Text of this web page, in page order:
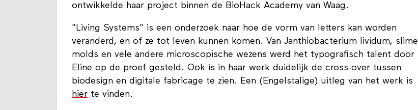
ontwikkelde haar project binnen de BioHack Academy van Waag.
"Living Systems" is een onderzoek naar hoe de vorm van letters kan worden
veranderd, en of ze tot leven kunnen komen. Van Janthiobacterium lividum, slime
molds en vele andere microscopische wezens werd het typografisch talent door
Eline op de proef gesteld. Ook is in haar werk duidelijk de cross-over tussen
biodesign en digitale fabricage te zien. Een (Engelstalige) uitleg van het werk is
hier te vinden.